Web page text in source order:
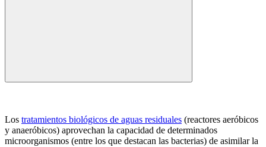
Los tratamientos biológicos de aguas residuales (reactores aeróbicos
y anaeróbicos) aprovechan la capacidad de determinados
microorganismos (entre los que destacan las bacterias) de asimilar la